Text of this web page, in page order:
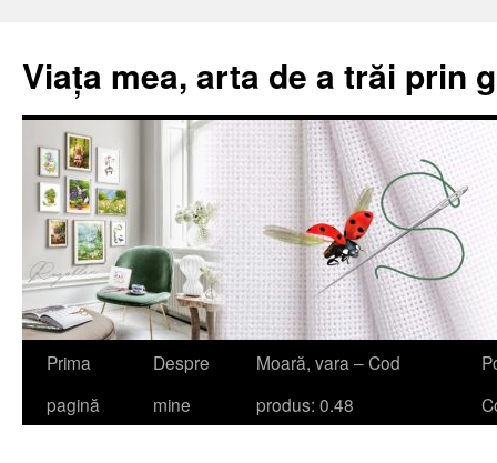
Viața mea, arta de a trăi prin
Sari
Prima
pagină
Despre
mine
Moară, vara – Cod
produs: 0.48